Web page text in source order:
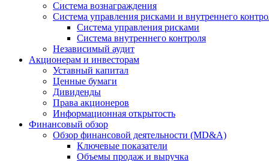
Система вознаграждения
Система управления рисками и внутреннего
Система управления рисками
Система внутреннего контроля
Независимый аудит
Акционерам и инвесторам
Уставный капитал
Ценные бумаги
Дивиденды
Права акционеров
Информационная открытость
Финансовый обзор
Обзор финансовой деятельности (MD&A)
Ключевые показатели
Объемы продаж и выручка